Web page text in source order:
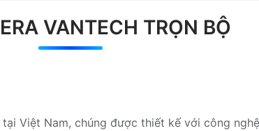
VANTECH TRỌN BỘ
Việt Nam, chúng được thiết kế với công